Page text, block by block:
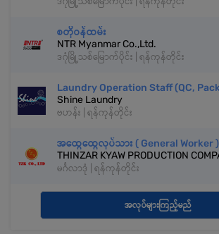
စတိုဝန်ထမ်း
NTR Myanmar Co.,Ltd.
ဒဂုံမြို့သစ်မြောက်ပိုင်း | ရန်ကုန်တိုင်း
Laundry Operation Staff (QC,
Shine Laundry
ဗဟန်း | ရန်ကုန်တိုင်း
အထွေထွေလုပ်သား ( General Worker )
THINZAR KYAW PRODUCTION
မင်္ဂလာဒုံ | ရန်ကုန်တိုင်း
အလုပ်များကြည့်မည်